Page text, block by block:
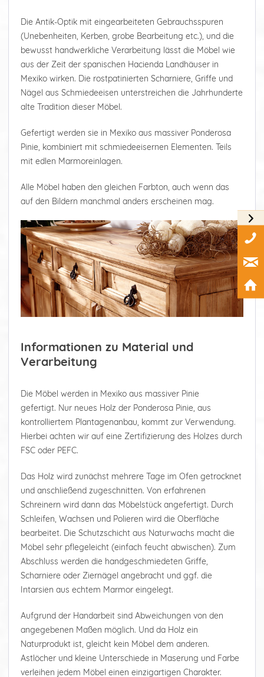
Die Antik-Optik mit eingearbeiteten Gebrauchsspuren
(Unebenheiten, Kerben, grobe Bearbeitung etc.), und die
bewusst handwerkliche Verarbeitung lässt die Möbel wie
aus der Zeit der spanischen Hacienda Landhäuser in
Mexiko wirken. Die rostpatinierten Scharniere, Griffe und
Nägel aus Schmiedeeisen unterstreichen die Jahrhunderte
alte Tradition dieser Möbel.
Gefertigt werden sie in Mexiko aus massiver Ponderosa
Pinie, kombiniert mit schmiedeeisernen Elementen. Teils
mit edlen Marmoreinlagen.
Alle Möbel haben den gleichen Farbton, auch wenn das
auf den Bildern manchmal anders erscheinen mag.
Informationen zu Material und
Verarbeitung
Die Möbel werden in Mexiko aus massiver Pinie
gefertigt. Nur neues Holz der Ponderosa Pinie, aus
kontrolliertem Plantagenanbau, kommt zur Verwendung.
Hierbei achten wir auf eine Zertifizierung des Holzes durch
FSC oder PEFC.
Das Holz wird zunächst mehrere Tage im Ofen getrocknet
und anschließend zugeschnitten. Von erfahrenen
Schreinern wird dann das Möbelstück angefertigt. Durch
Schleifen, Wachsen und Polieren wird die Oberfläche
bearbeitet. Die Schutzschicht aus Naturwachs macht die
Möbel sehr pflegeleicht (einfach feucht abwischen). Zum
Abschluss werden die handgeschmiedeten Griffe,
Scharniere oder Ziernägel angebracht und ggf. die
Intarsien aus echtem Marmor eingelegt.
Aufgrund der Handarbeit sind Abweichungen von den
angegebenen Maßen möglich. Und da Holz ein
Naturprodukt ist, gleicht kein Möbel dem anderen.
Astlöcher und kleine Unterschiede in Maserung und Farbe
verleihen jedem Möbel einen einzigartigen Charakter.